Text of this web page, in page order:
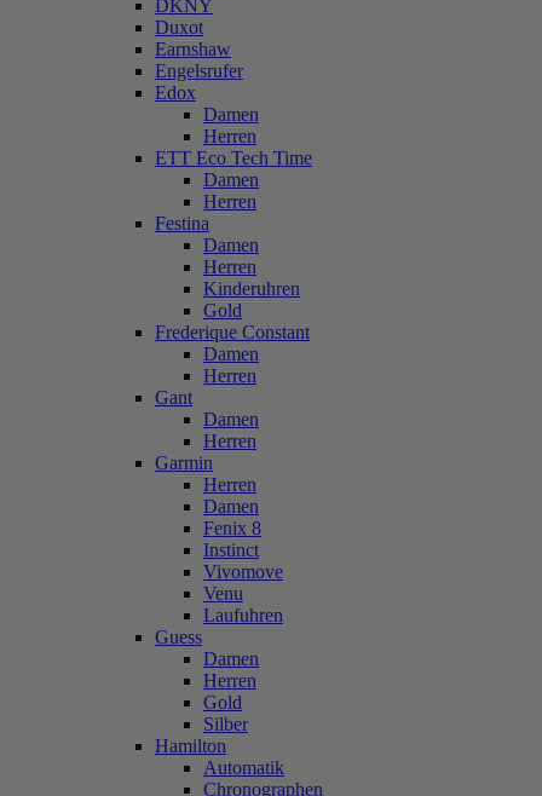
DKNY
Duxot
Earnshaw
Engelsrufer
Edox
Damen
Herren
ETT Eco Tech Time
Damen
Herren
Festina
Damen
Herren
Kinderuhren
Gold
Frederique Constant
Damen
Herren
Gant
Damen
Herren
Garmin
Herren
Damen
Fenix 8
Instinct
Vivomove
Venu
Laufuhren
Guess
Damen
Herren
Gold
Silber
Hamilton
Automatik
Chronographen